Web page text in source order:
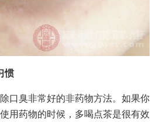
惯
口臭非常好的非药物方法。如果你
用药物的时候，多喝点茶是很有效